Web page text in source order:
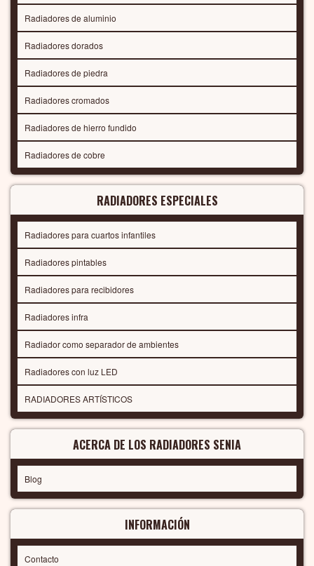
Radiadores de aluminio
Radiadores dorados
Radiadores de piedra
Radiadores cromados
Radiadores de hierro fundido
Radiadores de cobre
RADIADORES ESPECIALES
Radiadores para cuartos infantiles
Radiadores pintables
Radiadores para recibidores
Radiadores infra
Radiador como separador de ambientes
Radiadores con luz LED
RADIADORES ARTÍSTICOS
ACERCA DE LOS RADIADORES SENIA
Blog
INFORMACIÓN
Contacto